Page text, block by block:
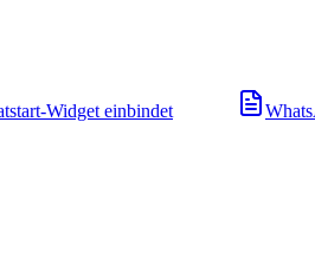
Widget einbindet